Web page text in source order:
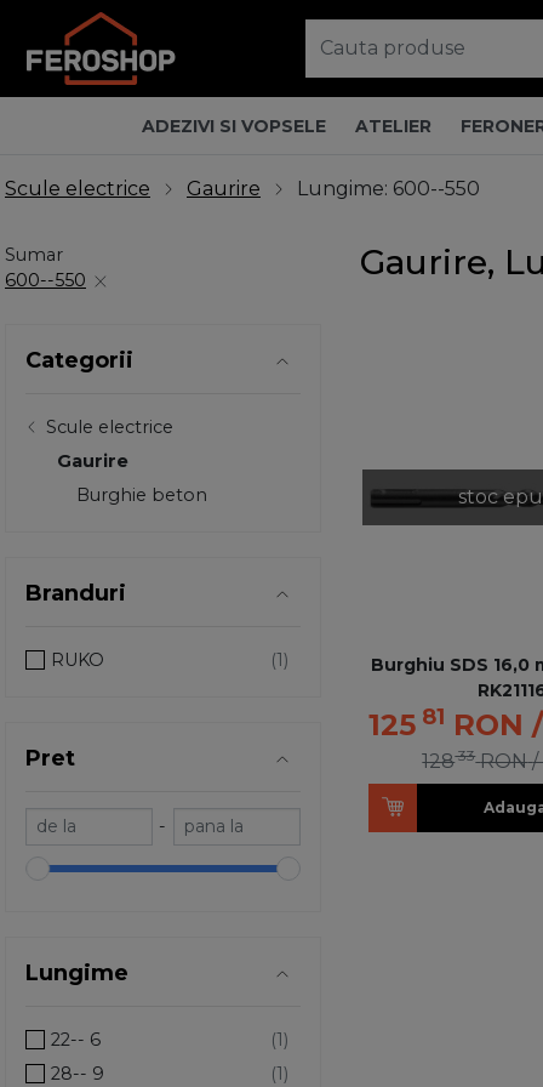
ADEZIVI SI VOPSELE ATELIER
Scule electrice Gaurire Lungime: 600--550
Sumar
600--550
Categorii
Scule electrice
Gaurire
Burghie beton
Branduri
RUKO
Pret
-
Lungime
22-- 6
28-- 9
Gaurire,
stoc
Burghiu SDS 16,0
125 81 RON
12833 RON /